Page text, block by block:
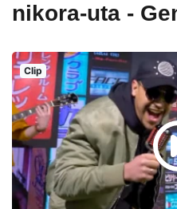
nikora-uta -
Clip